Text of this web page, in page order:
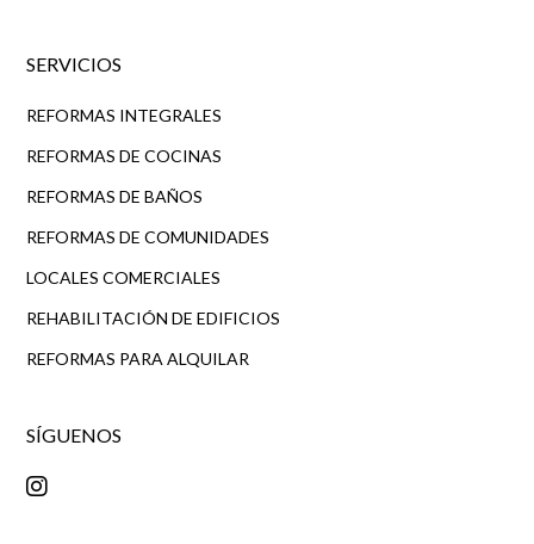
SERVICIOS
REFORMAS INTEGRALES
REFORMAS DE COCINAS
REFORMAS DE BAÑOS
REFORMAS DE COMUNIDADES
LOCALES COMERCIALES
REHABILITACIÓN DE EDIFICIOS
REFORMAS PARA ALQUILAR
SÍGUENOS